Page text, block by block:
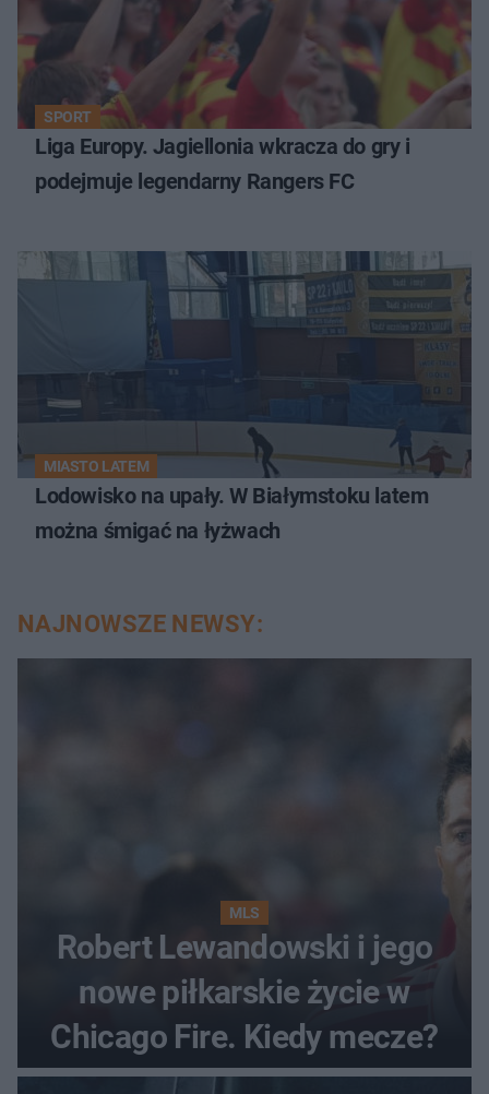
SPORT
Liga Europy. Jagiellonia wkracza do gry i
podejmuje legendarny Rangers FC
MIASTO LATEM
Lodowisko na upały. W Białymstoku latem
można śmigać na łyżwach
NAJNOWSZE NEWSY:
MLS
Robert Lewandowski i jego
nowe piłkarskie życie w
Chicago Fire. Kiedy mecze?